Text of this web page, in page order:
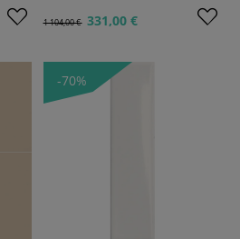
1 104,00 € 331,00 €
-70%